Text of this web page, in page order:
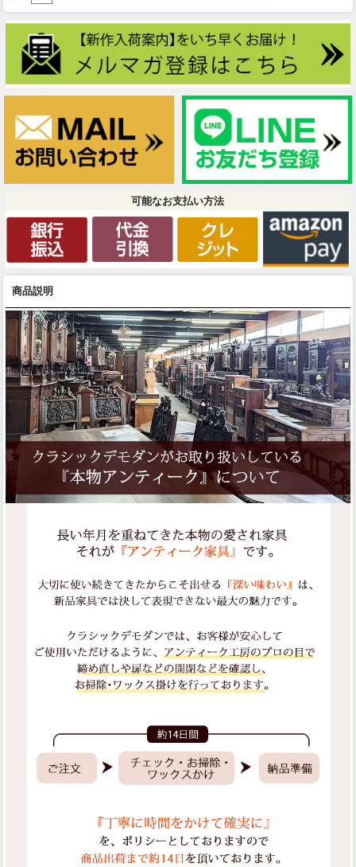
可能なお支払い方法
商品説明